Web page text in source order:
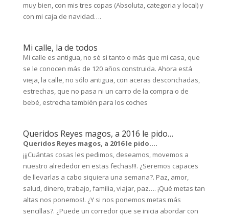
muy bien, con mis tres copas (Absoluta, categoria y local) y
con mi caja de navidad….
Mi calle, la de todos
Mi calle es antigua, no sé si tanto o más que mi casa, que
se le conocen más de 120 años construida. Ahora está
vieja, la calle, no sólo antigua, con aceras desconchadas,
estrechas, que no pasa ni un carro de la compra o de
bebé, estrecha también para los coches
Queridos Reyes magos, a 2016 le pido…
Queridos Reyes magos, a 2016 le pido….
¡¡¡Cuántas cosas les pedimos, deseamos, movemos a
nuestro alrededor en estas fechas!!!. ¿Seremos capaces
de llevarlas a cabo siquiera una semana?. Paz, amor,
salud, dinero, trabajo, familia, viajar, paz…. ¡Qué metas tan
altas nos ponemos!. ¿Y si nos ponemos metas más
sencillas?. ¿Puede un corredor que se inicia abordar con